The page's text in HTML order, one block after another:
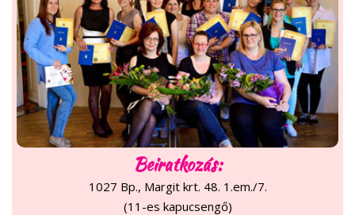
Beiratkozás:
1027 Bp., Margit krt. 48. 1.em./7.
(11-es kapucsengő)